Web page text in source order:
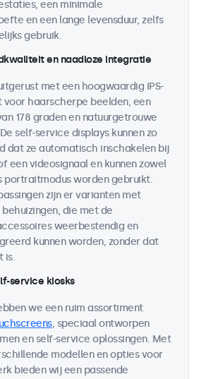
een minimale
en een lange levensduur, zelfs
gebruik.
en naadloze integratie
met een hoogwaardig IPS-
voor haarscherpe beelden, een
178 graden en natuurgetrouwe
self-service displays kunnen zo
dat ze automatisch inschakelen bij
een videosignaal en kunnen zowel
portraitmodus worden gebruikt.
zijn er varianten met
die met de
weerbestendig en
kunnen worden, zonder dat
is.
service kiosks
we een ruim assortiment
, speciaal ontworpen
en self-service oplossingen. Met
modellen en opties voor
bieden wij een passende